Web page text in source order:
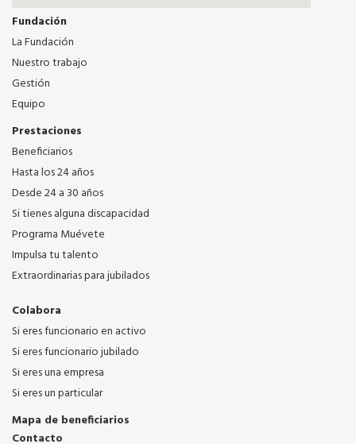
Fundación
La Fundación
Nuestro trabajo
Gestión
Equipo
Prestaciones
Beneficiarios
Hasta los 24 años
Desde 24 a 30 años
Si tienes alguna discapacidad
Programa Muévete
Impulsa tu talento
Extraordinarias para jubilados
Colabora
Si eres funcionario en activo
Si eres funcionario jubilado
Si eres una empresa
Si eres un particular
Mapa de beneficiarios
Contacto